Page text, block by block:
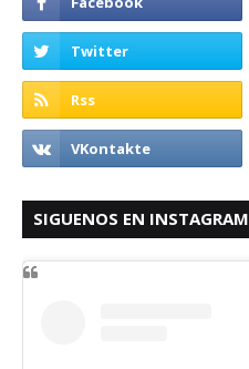
SIGUENOS EN INSTAGRAM